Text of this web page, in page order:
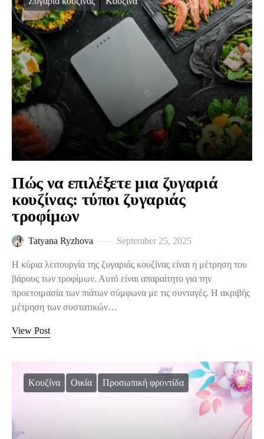
Πώς να επιλέξετε μια ζυγαριά
κουζίνας: τύποι ζυγαριάς
τροφίμων
Tatyana Ryzhova September 25, 2025
Η κύρια λειτουργία της ζυγαριάς κουζίνας είναι η μέτρηση του
βάρους των τροφίμων. Αυτό είναι απαραίτητο για την
προετοιμασία των πιάτων σύμφωνα με τις συνταγές. Η ακριβής
μέτρηση των συστατικών…
View Post
Κουζίνα Οικία Προσωπική φροντίδα